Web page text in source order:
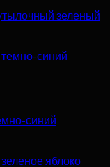
зеленый
синий